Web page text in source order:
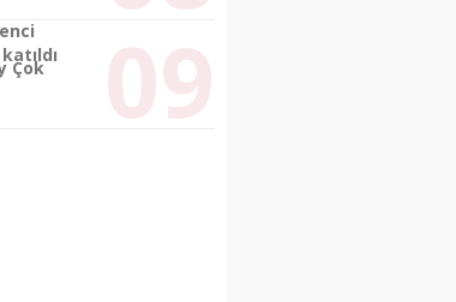
Çok